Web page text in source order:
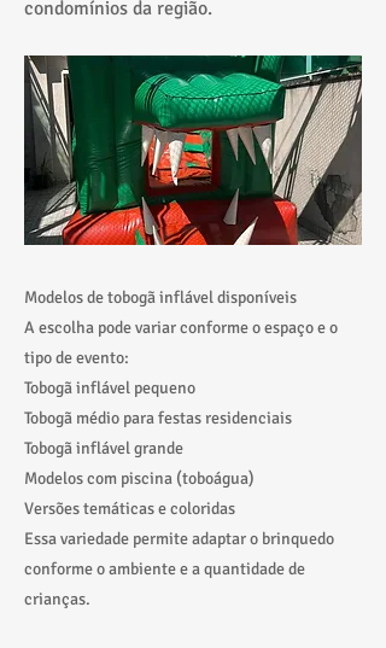
condomínios da região.
Modelos de tobogã inflável disponíveis
A escolha pode variar conforme o espaço e o
tipo de evento:
Tobogã inflável pequeno
Tobogã médio para festas residenciais
Tobogã inflável grande
Modelos com piscina (toboágua)
Versões temáticas e coloridas
Essa variedade permite adaptar o brinquedo
conforme o ambiente e a quantidade de
crianças.